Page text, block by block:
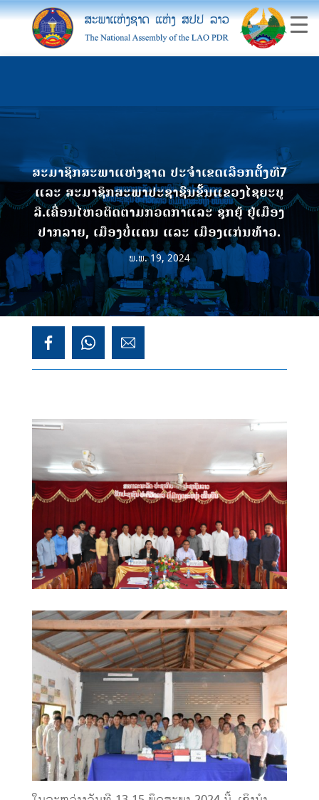
ສະມາຊິກສະພາແຫ່ງຊາດ ປະຈໍາເຂດເລືອກຕັ້ງທີ7
ແລະ ສະມາຊິກສະພາປະຊາຊົນຂັ້ນແຂວງໄຊຍະບູ
ລີ.ເຄື່ອນໄຫວຕິດຕາມກວດກາແລະ ຊຸກຍູ້ ຢູ່ເມືອງ
ປາກລາຍ, ເມືອງບໍ່ແຕນ ແລະ ເມືອງແກ່ນທ້າວ.
ພ.ພ. 19, 2024